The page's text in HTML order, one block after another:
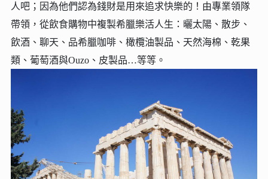
人吧；因為他們認為錢財是用來追求快樂的！由專業領隊
帶領，從飲食購物中複製希臘樂活人生：曬太陽、散步、
飲酒、聊天、品希臘咖啡、橄欖油製品、天然海棉、乾果
類、葡萄酒與Ouzo、皮製品…等等。